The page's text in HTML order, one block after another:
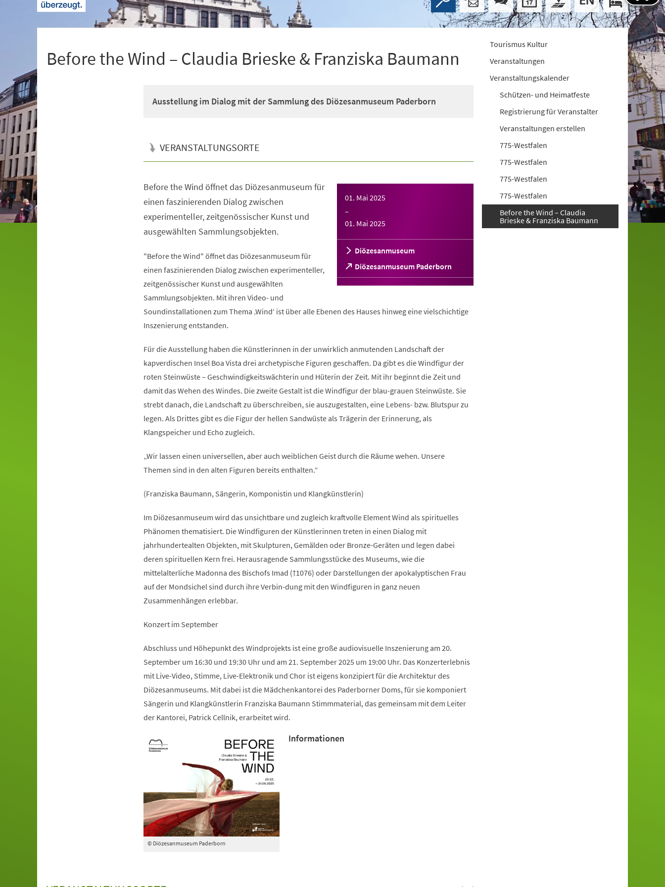
Before the Wind – Claudia Brieske & Franziska Baumann
Ausstellung im Dialog mit der Sammlung des Diözesanmuseum Paderborn
VERANSTALTUNGSORTE
01. Mai 2025
–
01. Mai 2025
Diözesanmuseum
Diözesanmuseum Paderborn
(Öffnet
in
einem
Before the Wind öffnet das Diözesanmuseum für
einen faszinierenden Dialog zwischen
experimenteller, zeitgenössischer Kunst und
ausgewählten Sammlungsobjekten.
"Before the Wind" öffnet das Diözesanmuseum für
einen faszinierenden Dialog zwischen experimenteller,
zeitgenössischer Kunst und ausgewählten
Sammlungsobjekten. Mit ihren Video- und
Soundinstallationen zum Thema ‚Wind‘ ist über alle Ebenen des Hauses hinweg eine vielschichtige
Inszenierung entstanden.
Für die Ausstellung haben die Künstlerinnen in der unwirklich anmutenden Landschaft der
kapverdischen Insel Boa Vista drei archetypische Figuren geschaffen. Da gibt es die Windfigur der
roten Steinwüste – Geschwindigkeitswächterin und Hüterin der Zeit. Mit ihr beginnt die Zeit und
damit das Wehen des Windes. Die zweite Gestalt ist die Windfigur der blau-grauen Steinwüste. Sie
strebt danach, die Landschaft zu überschreiben, sie auszugestalten, eine Lebens- bzw. Blutspur zu
legen. Als Drittes gibt es die Figur der hellen Sandwüste als Trägerin der Erinnerung, als
Klangspeicher und Echo zugleich.
„Wir lassen einen universellen, aber auch weiblichen Geist durch die Räume wehen. Unsere
Themen sind in den alten Figuren bereits enthalten.“
(Franziska Baumann, Sängerin, Komponistin und Klangkünstlerin)
Im Diözesanmuseum wird das unsichtbare und zugleich kraftvolle Element Wind als spirituelles
Phänomen thematisiert. Die Windfiguren der Künstlerinnen treten in einen Dialog mit
jahrhundertealten Objekten, mit Skulpturen, Gemälden oder Bronze-Geräten und legen dabei
deren spirituellen Kern frei. Herausragende Sammlungsstücke des Museums, wie die
mittelalterliche Madonna des Bischofs Imad (†1076) oder Darstellungen der apokalyptischen Frau
auf der Mondsichel sind durch ihre Verbin-dung mit den Windfiguren in ganz neuen
Zusammenhängen erlebbar.
Konzert im September
Abschluss und Höhepunkt des Windprojekts ist eine große audiovisuelle Inszenierung am 20.
September um 16:30 und 19:30 Uhr und am 21. September 2025 um 19:00 Uhr. Das Konzerterlebnis
mit Live-Video, Stimme, Live-Elektronik und Chor ist eigens konzipiert für die Architektur des
Diözesanmuseums. Mit dabei ist die Mädchenkantorei des Paderborner Doms, für sie komponiert
Sängerin und Klangkünstlerin Franziska Baumann Stimmmaterial, das gemeinsam mit dem Leiter
der Kantorei, Patrick Cellnik, erarbeitet wird.
© Diözesanmuseum Paderborn
Informationen
Tourismus Kultur
Veranstaltungen
Veranstaltungskalender
Schützen- und Heimatfeste
Registrierung für Veranstalter
Veranstaltungen erstellen
775-Westfalen
775-Westfalen
775-Westfalen
775-Westfalen
Before the Wind – Claudia
Brieske & Franziska Baumann